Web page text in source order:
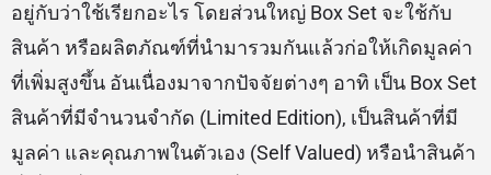
อยู่กับว่าใช้เรียกอะไร โดยส่วนใหญ่ Box Set จะใช้กับ
สินค้า หรือผลิตภัณฑ์ที่นำมารวมกันแล้วก่อให้เกิดมูลค่า
ที่เพิ่มสูงขึ้น อันเนื่องมาจากปัจจัยต่างๆ อาทิ เป็น Box Set
สินค้าที่มีจำนวนจำกัด (Limited Edition), เป็นสินค้าที่มี
มูลค่า และคุณภาพในตัวเอง (Self Valued) หรือนำสินค้า